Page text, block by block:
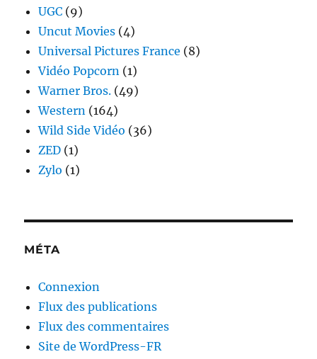
UGC (9)
Uncut Movies (4)
Universal Pictures France (8)
Vidéo Popcorn (1)
Warner Bros. (49)
Western (164)
Wild Side Vidéo (36)
ZED (1)
Zylo (1)
MÉTA
Connexion
Flux des publications
Flux des commentaires
Site de WordPress-FR